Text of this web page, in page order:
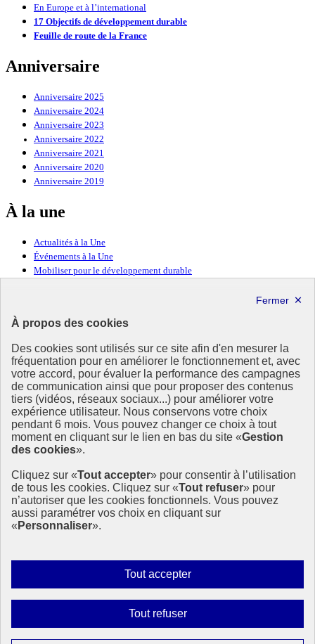
À propos des cookies
Des cookies sont utilisés sur ce site afin d'en mesurer la
fréquentation pour en améliorer le fonctionnement et, avec
votre accord, pour évaluer la performance des campagnes
de communication ainsi que pour proposer des contenus
tiers (vidéos, réseaux sociaux...) pour améliorer votre
expérience utilisateur. Nous conservons votre choix
pendant 6 mois. Vous pouvez changer ce choix à tout
moment en cliquant sur le lien en bas du site «Gestion
des cookies».
Cliquez sur «Tout accepter» pour consentir à l’utilisation
de tous les cookies. Cliquez sur «Tout refuser» pour
n’autoriser que les cookies fonctionnels. Vous pouvez
aussi paramétrer vos choix en cliquant sur
« Personnaliser».
Tout accepterAutoriser
tous
Tout refuserInterdire
tous
En Europe et à l’international
17 Objectifs de développement durable
Feuille de route de la France
Anniversaire
Anniversaire 2025
Anniversaire 2024
Anniversaire 2023
Anniversaire 2022
Anniversaire 2021
Anniversaire 2020
Anniversaire 2019
À la une
Actualités à la Une
Événements à la Une
Mobiliser pour le développement durable
Ressources
Ressources
La Méth’ODD
Gouvernement
Ce site propose l’information de référence concernant l’Agenda
2030 et la feuille de route de la France. Il valorise la mobilisation de
tous les acteurs.
info.gouv.fr- ouvre une nouvelle fenêtre
service-public.fr - ouvre une nouvelle fenêtre
legifrance.gouv.fr- ouvre une nouvelle fenêtre
data.gouv.fr- ouvre une nouvelle fenêtre
Plan du site
Mentions légales